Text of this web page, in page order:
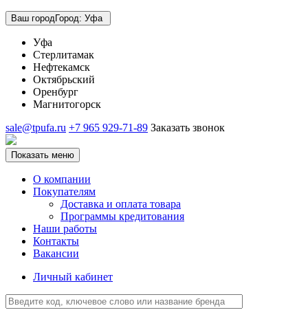
Ваш городГород: Уфа
Уфа
Стерлитамак
Нефтекамск
Октябрьский
Оренбург
Магнитогорск
sale@tpufa.ru +7 965 929-71-89 Заказать звонок
Показать меню
О компании
Покупателям
Доставка и оплата товара
Программы кредитования
Наши работы
Контакты
Вакансии
Личный кабинет